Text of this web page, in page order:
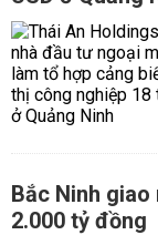
Bắc Ninh giao
2.000 tỷ đồng